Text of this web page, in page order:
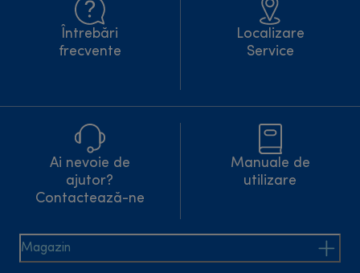
Întrebări
frecvente
Localizare
Service
Ai nevoie de
ajutor?
Contactează-ne
Manuale de
utilizare
Magazin